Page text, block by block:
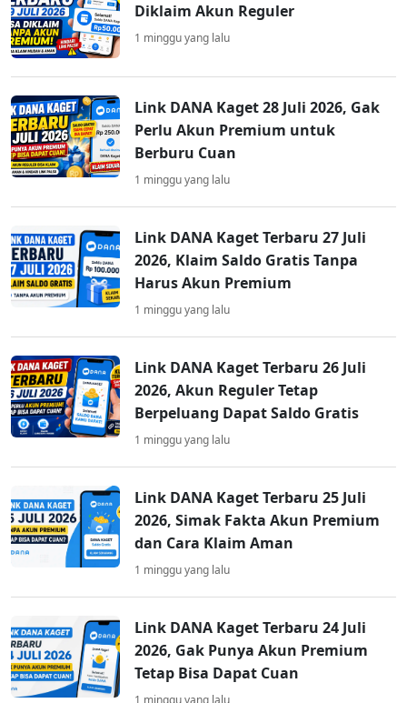
Diklaim Akun Reguler
1 minggu yang lalu
Link DANA Kaget 28 Juli 2026, Gak
Perlu Akun Premium untuk
Berburu Cuan
1 minggu yang lalu
Link DANA Kaget Terbaru 27 Juli
2026, Klaim Saldo Gratis Tanpa
Harus Akun Premium
1 minggu yang lalu
Link DANA Kaget Terbaru 26 Juli
2026, Akun Reguler Tetap
Berpeluang Dapat Saldo Gratis
1 minggu yang lalu
Link DANA Kaget Terbaru 25 Juli
2026, Simak Fakta Akun Premium
dan Cara Klaim Aman
1 minggu yang lalu
Link DANA Kaget Terbaru 24 Juli
2026, Gak Punya Akun Premium
Tetap Bisa Dapat Cuan